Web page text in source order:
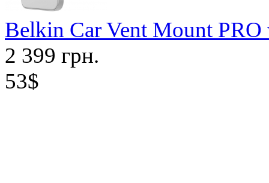
Belkin Car Vent Mount
2 399 грн.
53$